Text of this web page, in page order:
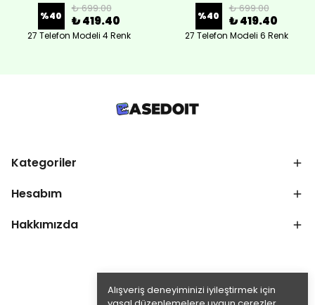
Alışveriş deneyiminizi iyileştirmek için
%40
₺ 699.00
₺ 419.40
27 Telefon Modeli 4 Renk
%40
₺ 699.00
₺ 419.40
27 Telefon Modeli 6 Renk
Kategoriler
Hesabım
Hakkımızda